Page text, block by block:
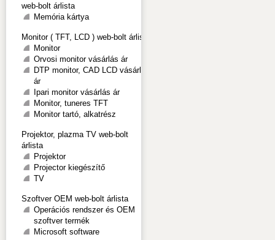
web-bolt árlista
Memória kártya
Monitor ( TFT, LCD ) web-bolt árlista
Monitor
Orvosi monitor vásárlás ár
DTP monitor, CAD LCD vásárlás
ár
Ipari monitor vásárlás ár
Monitor, tuneres TFT
Monitor tartó, alkatrész
Projektor, plazma TV web-bolt
árlista
Projektor
Projector kiegészítő
TV
Szoftver OEM web-bolt árlista
Operációs rendszer és OEM
szoftver termék
Microsoft software